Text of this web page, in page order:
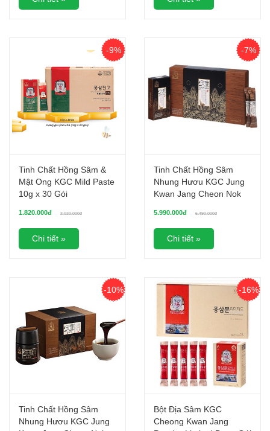
-9%
Tinh Chất Hồng Sâm &
Mật Ong KGC Mild Paste
10g x 30 Gói
1.820.000đ 2.020.000đ
Chi tiết »
-7%
Tinh Chất Hồng Sâm
Nhung Hươu KGC Jung
Kwan Jang Cheon Nok
5.990.000đ 6.490.000đ
Chi tiết »
-10%
Tinh Chất Hồng Sâm
Nhung Hươu KGC Jung
-16%
Bột Địa Sâm KGC
Cheong Kwan Jang